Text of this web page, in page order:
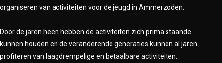
organiseren van activiteiten voor de jeugd in Ammerzoden.
Door de jaren heen hebben de activiteiten zich prima staande
kunnen houden en de veranderende generaties kunnen al jaren
profiteren van laagdrempelige en betaalbare activiteiten.